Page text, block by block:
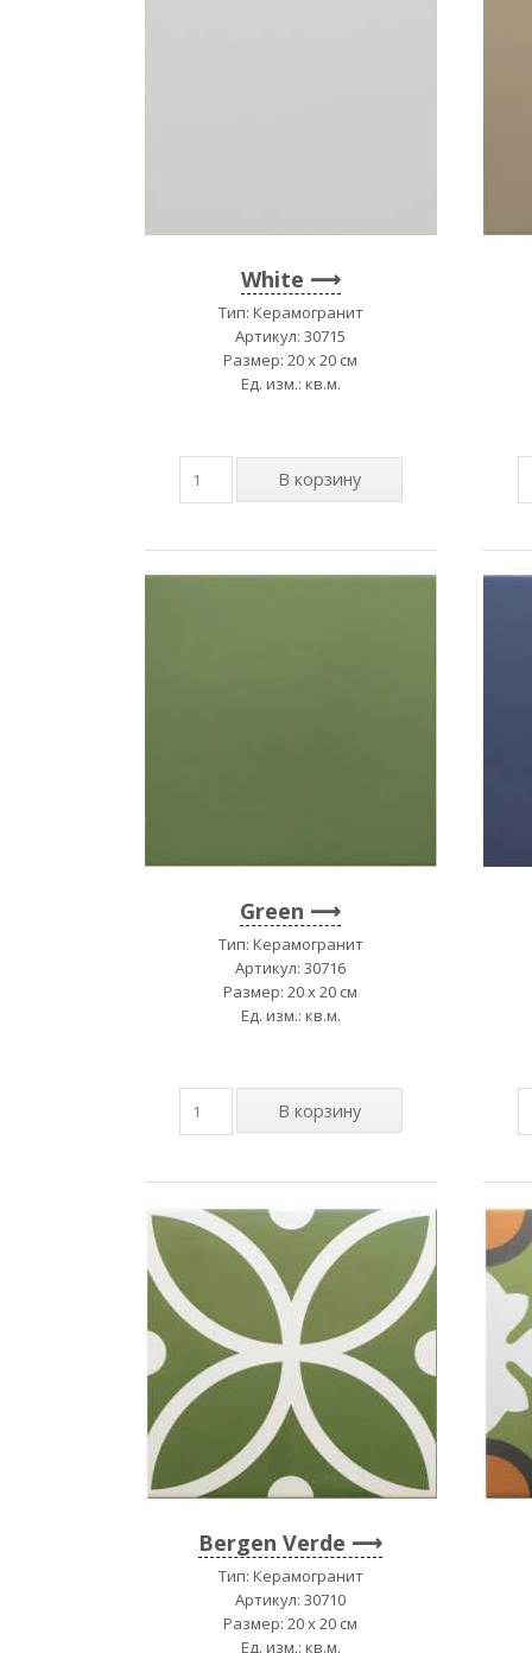
White
Тип: Керамогранит
Артикул: 30715
Размер: 20 x 20 см
Ед. изм.: кв.м.
Green
Тип: Керамогранит
Артикул: 30716
Размер: 20 x 20 см
Ед. изм.: кв.м.
Bergen Verde
Тип: Керамогранит
Артикул: 30710
Размер: 20 x 20 см
Ед. изм.: кв.м.